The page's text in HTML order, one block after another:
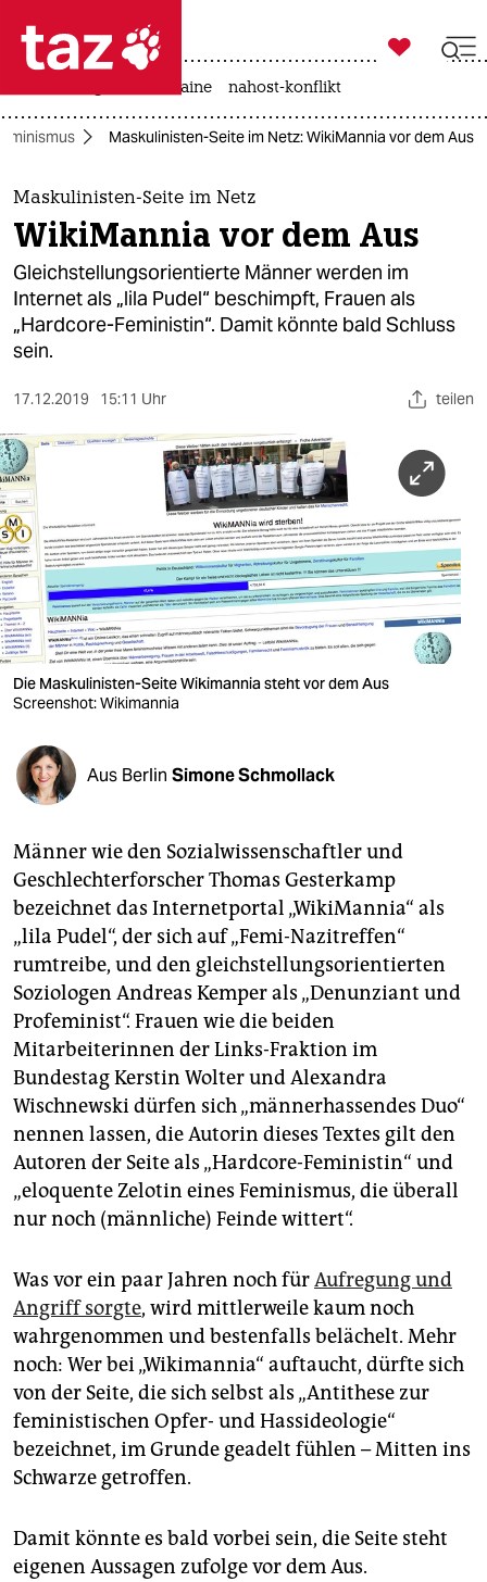
 taz zahl ich
taz zahl ich
themen
politik
öko
gesellschaft
kultur
sport
berlin
nord
wahrheit
verlag
verlag
shop
fragen & hilfe
unterstützen
abo
genossenschaft
epaper login

taz zahl ich
krieg in der ukraine nahost-konflikt
Maskulinisten-Seite im Netz: WikiMannia vor dem Aus
Maskulinisten-Seite im Netz
WikiMannia vor dem Aus
Gleichstellungsorientierte Männer werden im
Internet als „lila Pudel“ beschimpft, Frauen als
„Hardcore-Feministin“. Damit könnte bald Schluss
sein.
17.12.2019 15:11 Uhr teilen
Die Maskulinisten-Seite Wikimannia steht vor dem Aus
Screenshot: Wikimannia
Aus Berlin Simone Schmollack
Männer wie den Sozialwissenschaftler und
Geschlechterforscher Thomas Gesterkamp
bezeichnet das Internetportal „WikiMannia“ als
„lila Pudel“, der sich auf „Femi-Nazitreffen“
rumtreibe, und den gleichstellungsorientierten
Soziologen Andreas Kemper als „Denunziant und
Profeminist“. Frauen wie die beiden
Mitarbeiterinnen der Links-Fraktion im
Bundestag Kerstin Wolter und Alexandra
Wischnewski dürfen sich „männerhassendes Duo“
nennen lassen, die Autorin dieses Textes gilt den
Autoren der Seite als „Hardcore-Feministin“ und
„eloquente Zelotin eines Feminismus, die überall
nur noch (männliche) Feinde wittert“.
Was vor ein paar Jahren noch fürAufregung und
Angriff sorgte, wird mittlerweile kaum noch
wahrgenommen und bestenfalls belächelt. Mehr
noch: Wer bei „Wikimannia“ auftaucht, dürfte sich
von der Seite, die sich selbst als „Antithese zur
feministischen Opfer- und Hass­ideologie“
bezeichnet, im Grunde geadelt fühlen – Mitten ins
Schwarze getroffen.
Damit könnte es bald vorbei sein, die Seite steht
eigenen Aussagen zufolge vor dem Aus.